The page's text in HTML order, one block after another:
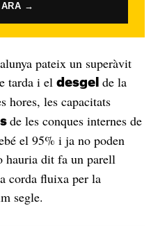
ARA →
pateix un superàvit
tarda i el desgel de la
hores, les capacitats
de les conques internes de
el 95% i ja no poden
hauria dit fa un parell
corda fluixa per la
segle.